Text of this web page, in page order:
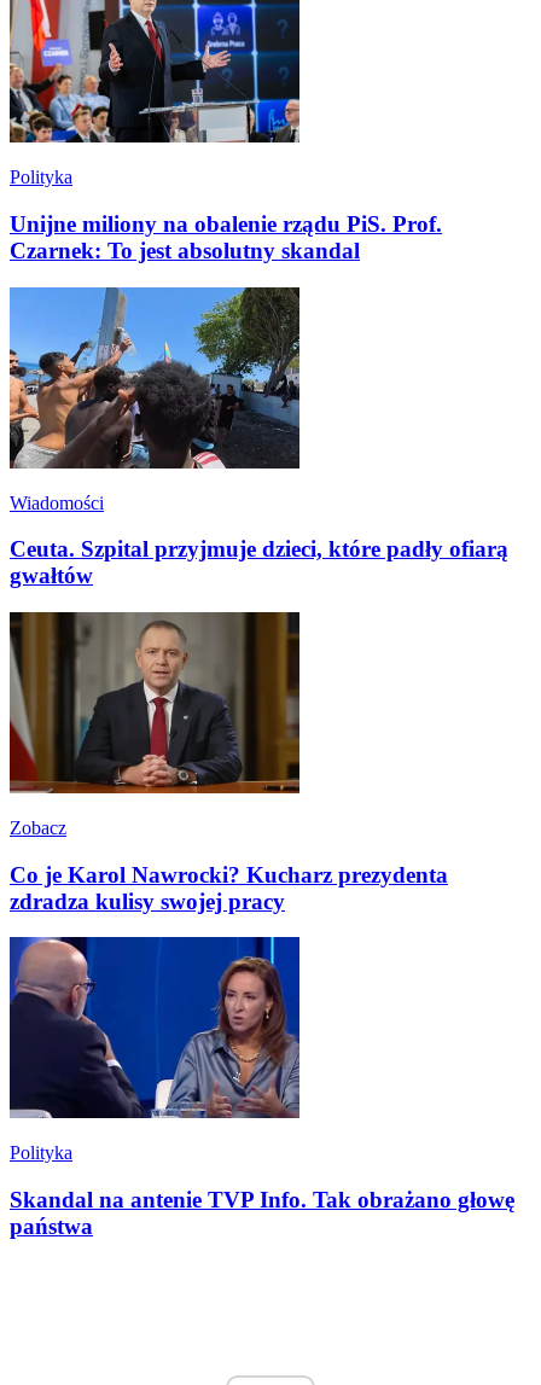
Polityka
Unijne miliony na obalenie rządu PiS. Prof.
Czarnek: To jest absolutny skandal
Wiadomości
Ceuta. Szpital przyjmuje dzieci, które padły ofiarą
gwałtów
Zobacz
Co je Karol Nawrocki? Kucharz prezydenta
zdradza kulisy swojej pracy
Polityka
Skandal na antenie TVP Info. Tak obrażano głowę
państwa